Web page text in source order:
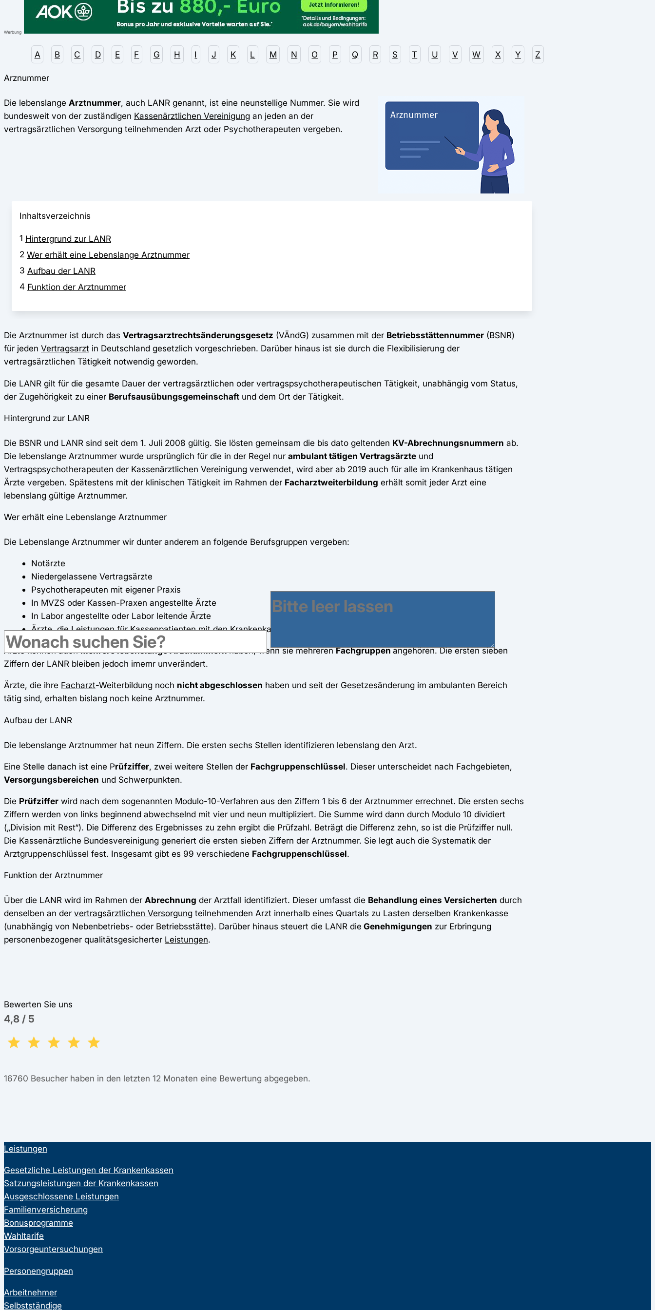
Werbung
A B C D E F G H I J K L M N O P Q R S T U V W X Y Z
Arznummer
Die lebenslange Arztnummer, auch LANR genannt, ist eine neunstellige Nummer. Sie wird
bundesweit von der zuständigen Kassenärztlichen Vereinigung an jeden an der
vertragsärztlichen Versorgung teilnehmenden Arzt oder Psychotherapeuten vergeben.
Inhaltsverzeichnis
1 Hintergrund zur LANR
2 Wer erhält eine Lebenslange Arztnummer
3 Aufbau der LANR
4 Funktion der Arztnummer
Die Arztnummer ist durch das Vertragsarztrechtsänderungsgesetz (VÄndG) zusammen mit der Betriebsstättennummer (BSNR)
für jeden Vertragsarzt in Deutschland gesetzlich vorgeschrieben. Darüber hinaus ist sie durch die Flexibilisierung der
vertragsärztlichen Tätigkeit notwendig geworden.
Die LANR gilt für die gesamte Dauer der vertragsärztlichen oder vertragspsychotherapeutischen Tätigkeit, unabhängig vom Status,
der Zugehörigkeit zu einer Berufsausübungsgemeinschaft und dem Ort der Tätigkeit.
Hintergrund zur LANR
Die BSNR und LANR sind seit dem 1. Juli 2008 gültig. Sie lösten gemeinsam die bis dato geltenden KV-Abrechnungsnummern ab.
Die lebenslange Arztnummer wurde ursprünglich für die in der Regel nur ambulant tätigen Vertragsärzte und
Vertragspsychotherapeuten der Kassenärztlichen Vereinigung verwendet, wird aber ab 2019 auch für alle im Krankenhaus tätigen
Ärzte vergeben. Spätestens mit der klinischen Tätigkeit im Rahmen der Facharztweiterbildung erhält somit jeder Arzt eine
lebenslang gültige Arztnummer.
Wer erhält eine Lebenslange Arztnummer
Die Lebenslange Arztnummer wir dunter anderem an folgende Berufsgruppen vergeben:
Notärzte
Niedergelassene Vertragsärzte
Psychotherapeuten mit eigener Praxis
In MVZS oder Kassen-Praxen angestellte Ärzte
In Labor angestellte oder Labor leitende Ärzte
Ärzte, die Leistungen für Kassenpatienten mit den Krankenkassen abrechnen
Ärzte können auchmehrere lebenslange Arztnummernhaben, wenn sie mehrerenFachgruppenangehören. Die ersten sieben
Ziffern der LANR bleiben jedoch imemr unverändert.
Ärzte, die ihre Facharzt-Weiterbildung noch nicht abgeschlossen haben und seit der Gesetzesänderung im ambulanten Bereich
tätig sind, erhalten bislang noch keine Arztnummer.
Aufbau der LANR
Die lebenslange Arztnummer hat neun Ziffern. Die ersten sechs Stellen identifizieren lebenslang den Arzt.
Eine Stelle danach ist eine Prüfziffer, zwei weitere Stellen der Fachgruppenschlüssel. Dieser unterscheidet nach Fachgebieten,
Versorgungsbereichen und Schwerpunkten.
Die Prüfziffer wird nach dem sogenannten Modulo-10-Verfahren aus den Ziffern 1 bis 6 der Arztnummer errechnet. Die ersten sechs
Ziffern werden von links beginnend abwechselnd mit vier und neun multipliziert. Die Summe wird dann durch Modulo 10 dividiert
(„Division mit Rest“). Die Differenz des Ergebnisses zu zehn ergibt die Prüfzahl. Beträgt die Differenz zehn, so ist die Prüfziffer null.
Die Kassenärztliche Bundesvereinigung generiert die ersten sieben Ziffern der Arztnummer. Sie legt auch die Systematik der
Arztgruppenschlüssel fest. Insgesamt gibt es 99 verschiedene Fachgruppenschlüssel.
Funktion der Arztnummer
Über die LANR wird im Rahmen der Abrechnung der Arztfall identifiziert. Dieser umfasst die Behandlung eines Versicherten durch
denselben an der vertragsärztlichen Versorgung teilnehmenden Arzt innerhalb eines Quartals zu Lasten derselben Krankenkasse
(unabhängig von Nebenbetriebs- oder Betriebsstätte). Darüber hinaus steuert die LANR die Genehmigungen zur Erbringung
personenbezogener qualitätsgesicherter Leistungen.
Bewerten Sie uns
4,8 / 5
16760 Besucher haben in den letzten 12 Monaten eine Bewertung abgegeben.
Leistungen
Gesetzliche Leistungen der Krankenkassen
Satzungsleistungen der Krankenkassen
Ausgeschlossene Leistungen
Familienversicherung
Bonusprogramme
Wahltarife
Vorsorgeuntersuchungen
Personengruppen
Arbeitnehmer
Selbstständige